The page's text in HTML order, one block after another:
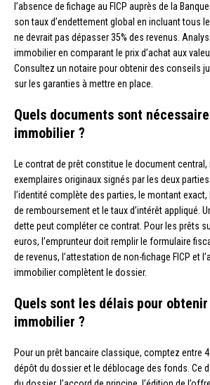
l’absence de fichage au FICP auprès de la
son taux d’endettement global en incluant tous
ne devrait pas dépasser 35% des revenus.
immobilier en comparant le prix d’achat aux
Consultez un notaire pour obtenir des conseils
sur les garanties à mettre en place.
Quels documents sont
immobilier ?
Le contrat de prêt constitue le document central,
exemplaires originaux signés par les deux
l’identité complète des parties, le montant
de remboursement et le taux d’intérêt appliqué.
dette peut compléter ce contrat. Pour les prêts
euros, l’emprunteur doit remplir le formulaire
de revenus, l’attestation de non-fichage FICP et
immobilier complètent le dossier.
Quels sont les délais pour
immobilier ?
Pour un prêt bancaire classique, comptez entre
dépôt du dossier et le déblocage des fonds. Ce